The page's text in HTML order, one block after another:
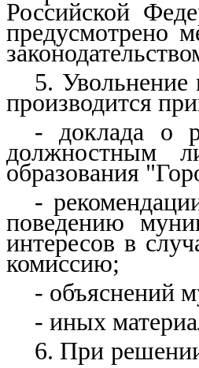
Российской
предусмотрено
5. Увольнение
производится
- доклада о
должностным
образования
-
поведению
интересов в
комиссию;
- объяснений
- иных
6. При